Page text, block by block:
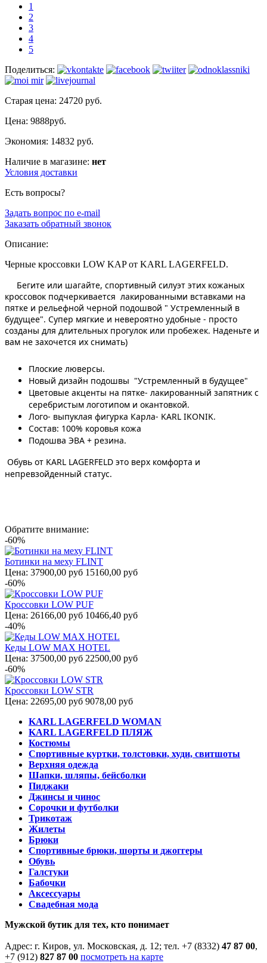
1
2
3
4
5
Поделиться:
Старая цена: 24720 руб.
Цена: 9888руб.
Экономия: 14832 руб.
Наличие в магазине: нет
Условия доставки
Есть вопросы?
Задать вопрос по e-mail
Заказать обратный звонок
Описание:
Черные кроссовки LOW KAP от KARL LAGERFELD.
Бегите или шагайте, спортивный силуэт этих кожаных
кроссовок подчеркивается лакированными вставками на
пятке и рельефной черной подошвой " Устремленный в
будущее". Супер мягкие и невероятно удобные - просто
созданы для длительных прогулок или пробежек. Наденьте и
вам не захочется их снимать)
Плоские люверсы.
Новый дизайн подошвы "Устремленный в будущее"
Цветовые акценты на пятке- лакированный запятник с
серебристым логотипом и окантовкой.
Лого- выпуклая фигурка Карла- KARL IKONIK.
Состав: 100% коровья кожа
Подошва ЭВА + резина.
Обувь от KARL LAGERFELD это верх комфорта и
непревзойденный статус.
Обратите внимание:
-60%
Ботинки на меху FLINT
Цена: 37900,00 руб 15160,00 руб
-60%
Кроссовки LOW PUF
Цена: 26166,00 руб 10466,40 руб
-40%
Кеды LOW MAX HOTEL
Цена: 37500,00 руб 22500,00 руб
-60%
Кроссовки LOW STR
Цена: 22695,00 руб 9078,00 руб
KARL LAGERFELD WOMAN
KARL LAGERFELD ПЛЯЖ
Костюмы
Спортивные куртки, толстовки, худи, свитшоты
Верхняя одежда
Шапки, шляпы, бейсболки
Пиджаки
Джинсы и чинос
Сорочки и футболки
Трикотаж
Жилеты
Брюки
Спортивные брюки, шорты и джоггеры
Обувь
Галстуки
Бабочки
Аксессуары
Свадебная мода
Мужской бутик для тех, кто понимает
Адрес: г. Киров, ул. Московская, д. 12; тел. +7 (8332) 47 87 00,
+7 (912) 827 87 00 посмотреть на карте